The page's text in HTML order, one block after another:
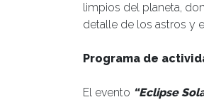
limpios del planeta,
detalle de los astros y
Programa de
El evento “Eclipse